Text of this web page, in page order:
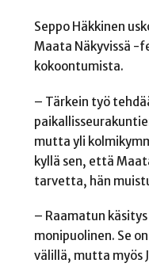
Seppo Häkkinen
Maata Näkyvissä -
kokoontumista.
– Tärkein työ
mutta yli
kyllä sen, että
tarvetta, hän
– Raamatun
monipuolinen. Se
välillä, mutta myös